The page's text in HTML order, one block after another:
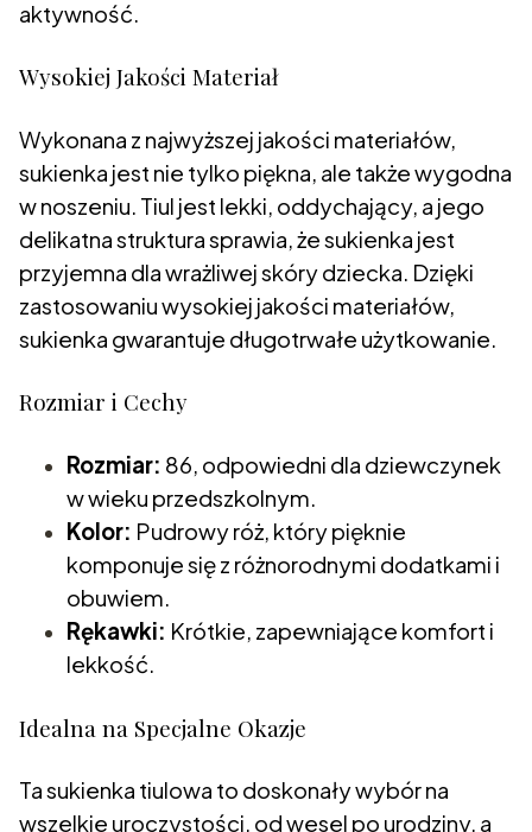
aktywność.
Wysokiej Jakości Materiał
Wykonana z najwyższej jakości materiałów,
sukienka jest nie tylko piękna, ale także wygodna
w noszeniu. Tiul jest lekki, oddychający, a jego
delikatna struktura sprawia, że sukienka jest
przyjemna dla wrażliwej skóry dziecka. Dzięki
zastosowaniu wysokiej jakości materiałów,
sukienka gwarantuje długotrwałe użytkowanie.
Rozmiar i Cechy
Rozmiar: 86, odpowiedni dla dziewczynek
w wieku przedszkolnym.
Kolor: Pudrowy róż, który pięknie
komponuje się z różnorodnymi dodatkami i
obuwiem.
Rękawki: Krótkie, zapewniające komfort i
lekkość.
Idealna na Specjalne Okazje
Ta sukienka tiulowa to doskonały wybór na
wszelkie uroczystości, od wesel po urodziny, a